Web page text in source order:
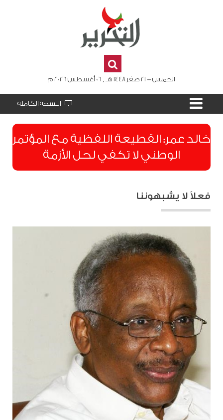
الخميس - 21 صفر 1448 هـ , 06 أغسطس 2026 م
النسخة الكاملة
​خالد عمر: القطيعة اللفظية مع المؤتمر
الوطني لا تكفي لحل الأزمة
فعلاً لا يشبهوننا